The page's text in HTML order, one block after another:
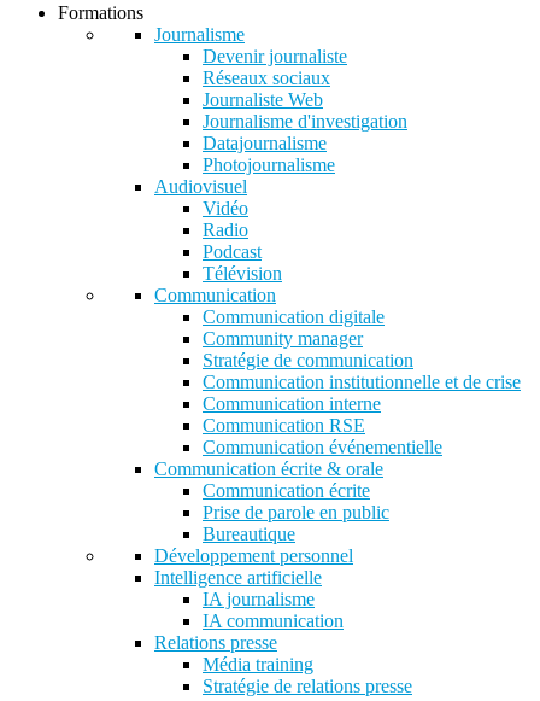
Formations
Journalisme
Devenir journaliste
Réseaux sociaux
Journaliste Web
Journalisme d'investigation
Datajournalisme
Photojournalisme
Audiovisuel
Vidéo
Radio
Podcast
Télévision
Communication
Communication digitale
Community manager
Stratégie de communication
Communication institutionnelle et de crise
Communication interne
Communication RSE
Communication événementielle
Communication écrite & orale
Communication écrite
Prise de parole en public
Bureautique
Développement personnel
Intelligence artificielle
IA journalisme
IA communication
Relations presse
Média training
Stratégie de relations presse